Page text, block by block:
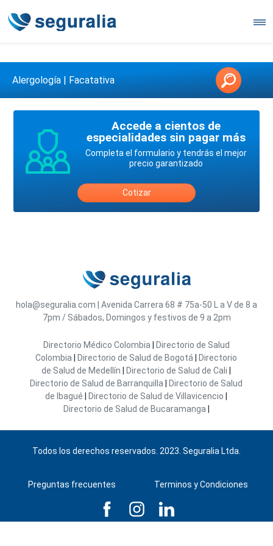
Contáctanos en 3147146006
Alergología | Facatativa
Accede a cientos de
especialidades sin pagar más
Completa el formulario y tendrás el mejor
precio garantizado
Cotizar
hola@seguralia.com Avenida Carrera 68 # 75a-50
L a V de 8 a
7pm / Sábados, Domingos y festivos de 9 a 2pm
Directorio Médico Colombia
Directorio de Salud
Colombia
Directorio de Salud de Bogotá
Directorio
de Salud de Medellín
Directorio de Salud de Cali
Directorio de Salud de Barranquilla
Directorio de Salud
de Ibagué
Directorio de Salud de Villavicencio
Directorio de Salud de Bucaramanga
Todos los derechos reservados. 2023. Seguralia Ltda.
Preguntas frecuentes Terminos y Condiciones